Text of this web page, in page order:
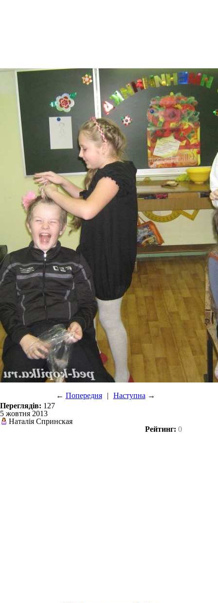
← Попередня | Наступна →
Переглядів: 127
5 жовтня 2013
Наталія Спринская
Рейтинг: 0